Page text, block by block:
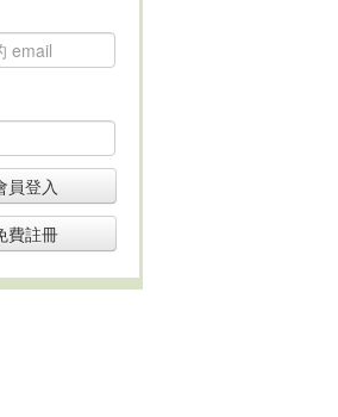
員登入
費註冊